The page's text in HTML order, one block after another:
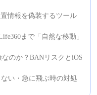
置情報を偽装するツール
まで「自然な移動」
のか？BANリスクとiOS
ない・急に飛ぶ時の対処